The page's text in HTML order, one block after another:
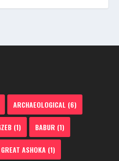
ARCHAEOLOGICAL (6)
(1) BABUR (1)
GREAT ASHOKA (1)